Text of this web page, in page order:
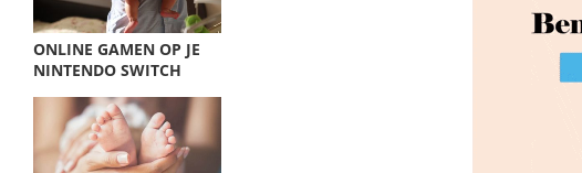
ONLINE GAMEN OP JE
NINTENDO SWITCH